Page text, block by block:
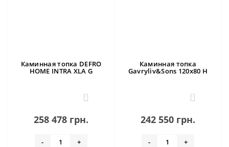
Каминная топка DEFRO
HOME INTRA XLA G
0
258 478 грн.
- +
Каминная топка
Gavryliv&Sons 120x80 H
0
242 550 грн.
- +